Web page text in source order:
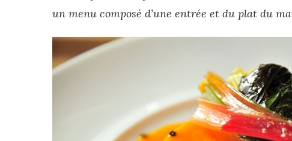
un menu composé d’une entrée et du plat du